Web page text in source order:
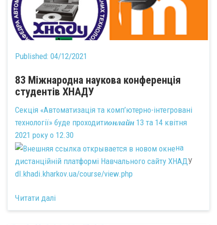
Published: 04/12/2021
83 Міжнародна наукова конференція
студентів ХНАДУ
Секція «Автоматизація та комп’ютерно-інтегровані
технології» буде проходитионлайн 13 та 14 квітня
2021 року о 12.30
на
дистанційній платформі Навчального сайту ХНАДУ
dl.khadi.kharkov.ua/course/view.php
Читати далі